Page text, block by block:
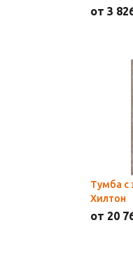
от 3
Тумба с
Хилтон
от 20